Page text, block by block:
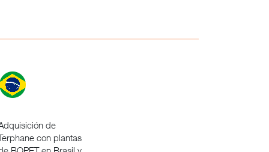
de
con plantas